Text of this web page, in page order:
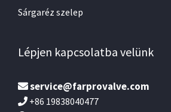
Sárgaréz szelep
Lépjen kapcsolatba velünk
service@farprovalve.com
+86 19838040477